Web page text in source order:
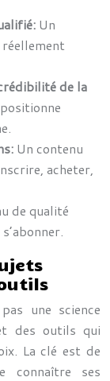
Un
de la
Un contenu
acheter,
de qualité
une science
des outils qui
La clé est de
connaître ses